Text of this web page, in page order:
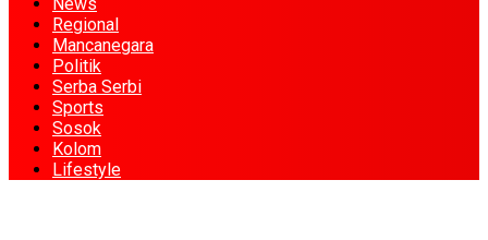
Regional
Mancanegara
Politik
Serba Serbi
Sports
Sosok
Kolom
Lifestyle